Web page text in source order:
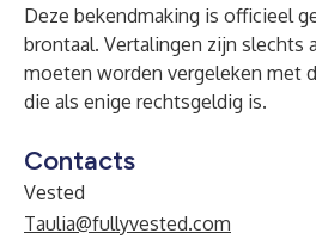
Deze bekendmaking is officieel
brontaal. Vertalingen zijn slechts
moeten worden vergeleken met
die als enige rechtsgeldig is.
Contacts
Vested
Taulia@fullyvested.com